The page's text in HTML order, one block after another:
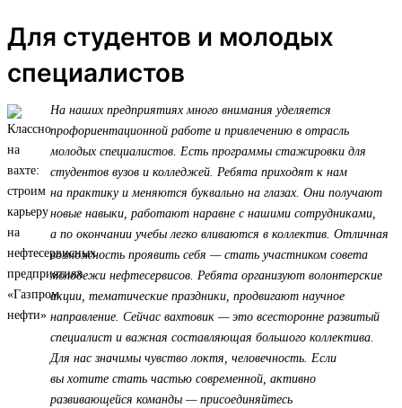
Для студентов и молодых
специалистов
На наших предприятиях много внимания уделяется
профориентационной работе и привлечению в отрасль
молодых специалистов. Есть программы стажировки для
студентов вузов и колледжей. Ребята приходят к нам
на практику и меняются буквально на глазах. Они получают
новые навыки, работают наравне с нашими сотрудниками,
а по окончании учебы легко вливаются в коллектив. Отличная
возможность проявить себя — стать участником совета
молодежи нефтесервисов. Ребята организуют волонтерские
акции, тематические праздники, продвигают научное
направление. Сейчас вахтовик — это всесторонне развитый
специалист и важная составляющая большого коллектива.
Для нас значимы чувство локтя, человечность. Если
вы хотите стать частью современной, активно
развивающейся команды — присоединяйтесь